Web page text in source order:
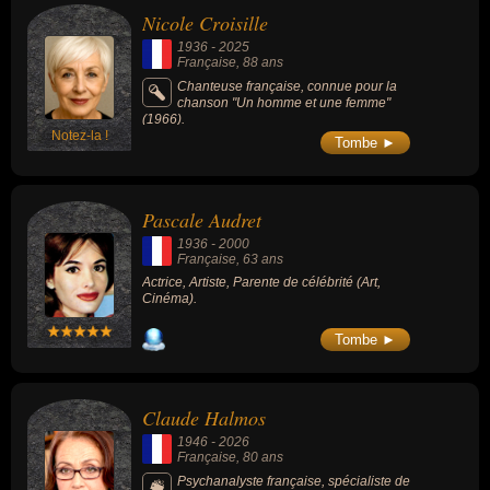
Notez-la !
Nicole Croisille
1936 - 2025
Française , 88 ans
Chanteuse française, connue pour la
chanson "Un homme et une femme"
(1966).
Tombe ►
Pascale Audret
1936 - 2000
Française, 63 ans
Actrice, Artiste, Parente de célébrité (Art,
Cinéma).
Tombe ►
Claude Halmos
1946 - 2026
Française, 80 ans
Psychanalyste française, spécialiste de